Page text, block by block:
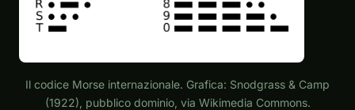
Il codice Morse internazionale. Grafica: Snodgrass & Camp
(1922), pubblico dominio, via Wikimedia Commons.